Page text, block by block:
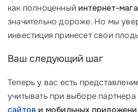
как полноценный интернет-
значительно дороже. Но мы
инвестиция принесет свои
Ваш следующий шаг
Теперь у вас есть
учитывать при выборе партнера
сайтов и мобильных